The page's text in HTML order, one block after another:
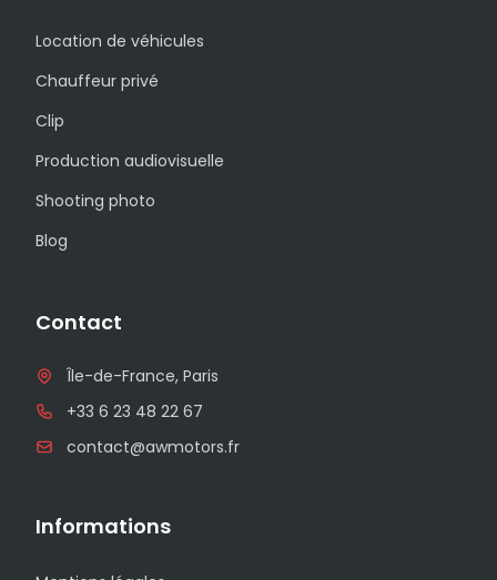
Location de véhicules
Chauffeur privé
Clip
Production audiovisuelle
Shooting photo
Blog
Contact
Île-de-France, Paris
+33 6 23 48 22 67
contact@awmotors.fr
Informations